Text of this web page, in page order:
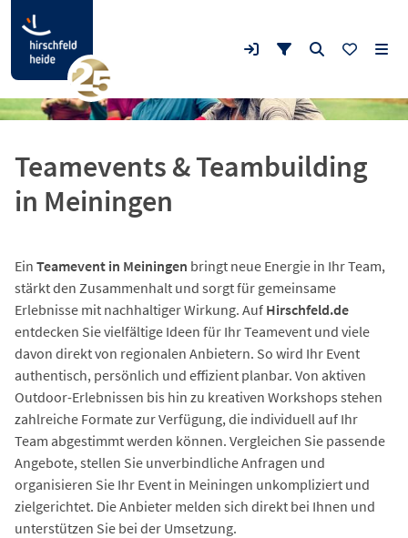
Teamevents & Teambuilding
in Meiningen
Ein Teamevent in Meiningen bringt neue Energie in Ihr Team,
stärkt den Zusammenhalt und sorgt für gemeinsame
Erlebnisse mit nachhaltiger Wirkung. Auf Hirschfeld.de
entdecken Sie vielfältige Ideen für Ihr Teamevent und viele
davon direkt von regionalen Anbietern. So wird Ihr Event
authentisch, persönlich und effizient planbar. Von aktiven
Outdoor-Erlebnissen bis hin zu kreativen Workshops stehen
zahlreiche Formate zur Verfügung, die individuell auf Ihr
Team abgestimmt werden können. Vergleichen Sie passende
Angebote, stellen Sie unverbindliche Anfragen und
organisieren Sie Ihr Event in Meiningen unkompliziert und
zielgerichtet. Die Anbieter melden sich direkt bei Ihnen und
unterstützen Sie bei der Umsetzung.